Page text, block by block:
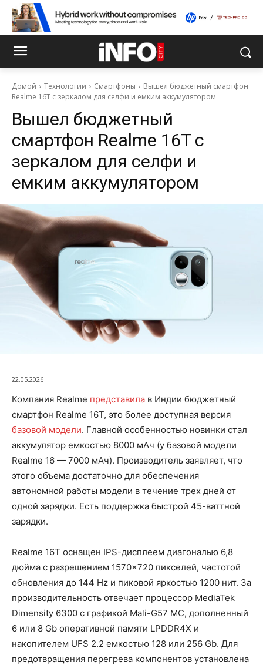
Домой Технологии Смартфоны
Вышел бюджетный смартфон
Realme 16T с зеркалом для селфи и емким аккумулятором
Вышел бюджетный
смартфон Realme 16T с
зеркалом для селфи и
емким аккумулятором
22.05.2026
Компания Realme представила в Индии бюджетный
смартфон Realme 16T, это более доступная версия
базовой модели. Главной особенностью новинки стал
аккумулятор емкостью 8000 мАч (у базовой модели
Realme 16 — 7000 мАч). Производитель заявляет, что
этого объема достаточно для обеспечения
автономной работы модели в течение трех дней от
одной зарядки. Есть поддержка быстрой 45-ваттной
зарядки.
Realme 16T оснащен IPS-дисплеем диагональю 6,8
дюйма с разрешением 1570×720 пикселей, частотой
обновления до 144 Hz и пиковой яркостью 1200 нит. За
производительность отвечает процессор MediaTek
Dimensity 6300 с графикой Mali-G57 MC, дополненный
6 или 8 Gb оперативной памяти LPDDR4X и
накопителем UFS 2.2 емкостью 128 или 256 Gb. Для
предотвращения перегрева компонентов установлена